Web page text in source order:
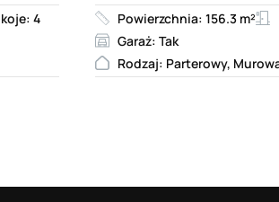
4
Powierzchnia: 156.3 m²
Garaż: Tak
Rodzaj: Parterowy,